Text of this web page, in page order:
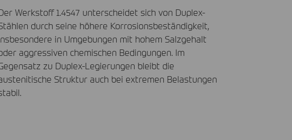
Werkstoff 1.4547 unterscheidet sich von Duplex-
durch seine höhere Korrosionsbeständigkeit,
in Umgebungen mit hohem Salzgehalt
aggressiven chemischen Bedingungen. Im
zu Duplex-Legierungen bleibt die
Struktur auch bei extremen Belastungen